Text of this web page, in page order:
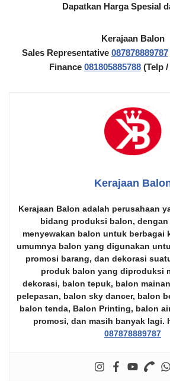
Dapatkan Harga Spesial
Kerajaan Balon
Sales Representative 087878889787
Finance 081805885788(Telp /
Kerajaan
Kerajaan Balon adalah perusahaan
bidang produksi balon, dengan
menyewakan balon untuk berbagai
umumnya balon yang digunakan
promosi barang, dan dekorasi
produk balon yang diproduksi
dekorasi, balon tepuk, balon mainan
pelepasan, balon sky dancer, balon
balon tenda, Balon Printing, balon air
promosi, dan masih banyak lagi.
087878889787